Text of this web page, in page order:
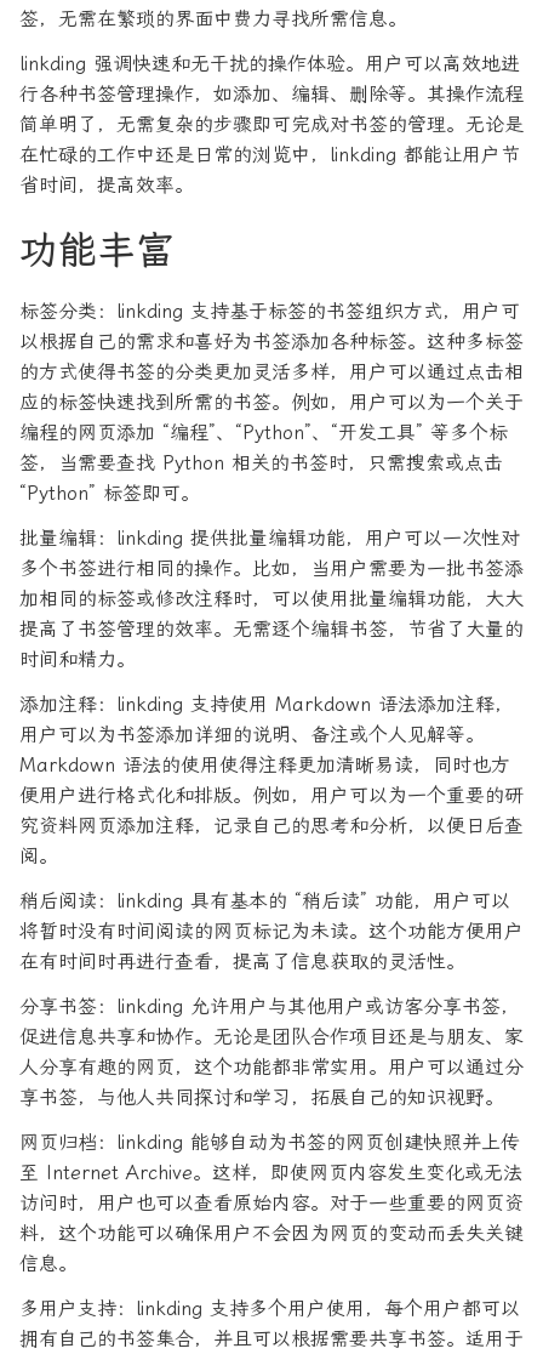
签，无需在繁琐的界面中费力寻找所需信息。
linkding 强调快速和无干扰的操作体验。用户可以高效地进
行各种书签管理操作，如添加、编辑、删除等。其操作流程
简单明了，无需复杂的步骤即可完成对书签的管理。无论是
在忙碌的工作中还是日常的浏览中，linkding 都能让用户节
省时间，提高效率。
功能丰富
标签分类：linkding 支持基于标签的书签组织方式，用户可
以根据自己的需求和喜好为书签添加各种标签。这种多标签
的方式使得书签的分类更加灵活多样，用户可以通过点击相
应的标签快速找到所需的书签。例如，用户可以为一个关于
编程的网页添加 “编程”、“Python”、“开发工具” 等多个标
签，当需要查找 Python 相关的书签时，只需搜索或点击
“Python” 标签即可。
批量编辑：linkding 提供批量编辑功能，用户可以一次性对
多个书签进行相同的操作。比如，当用户需要为一批书签添
加相同的标签或修改注释时，可以使用批量编辑功能，大大
提高了书签管理的效率。无需逐个编辑书签，节省了大量的
时间和精力。
添加注释：linkding 支持使用 Markdown 语法添加注释，
用户可以为书签添加详细的说明、备注或个人见解等。
Markdown 语法的使用使得注释更加清晰易读，同时也方
便用户进行格式化和排版。例如，用户可以为一个重要的研
究资料网页添加注释，记录自己的思考和分析，以便日后查
阅。
稍后阅读：linkding 具有基本的 “稍后读” 功能，用户可以
将暂时没有时间阅读的网页标记为未读。这个功能方便用户
在有时间时再进行查看，提高了信息获取的灵活性。
分享书签：linkding 允许用户与其他用户或访客分享书签，
促进信息共享和协作。无论是团队合作项目还是与朋友、家
人分享有趣的网页，这个功能都非常实用。用户可以通过分
享书签，与他人共同探讨和学习，拓展自己的知识视野。
网页归档：linkding 能够自动为书签的网页创建快照并上传
至 Internet Archive。这样，即使网页内容发生变化或无法
访问时，用户也可以查看原始内容。对于一些重要的网页资
料，这个功能可以确保用户不会因为网页的变动而丢失关键
信息。
多用户支持：linkding 支持多个用户使用，每个用户都可以
拥有自己的书签集合，并且可以根据需要共享书签。适用于